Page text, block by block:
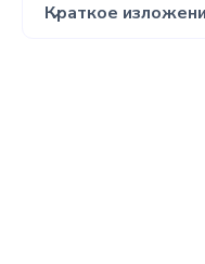
Краткое